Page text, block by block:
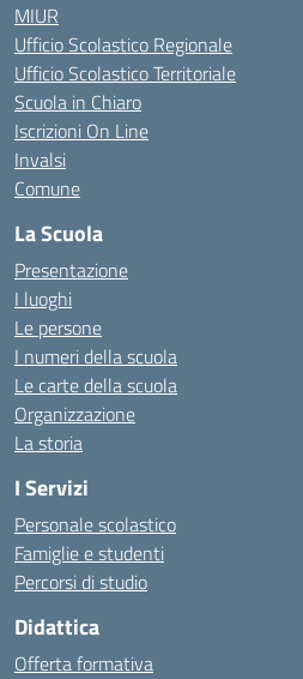
MIUR
Ufficio Scolastico Regionale
Ufficio Scolastico Territoriale
Scuola in Chiaro
Iscrizioni On Line
Invalsi
Comune
La Scuola
Presentazione
I luoghi
Le persone
I numeri della scuola
Le carte della scuola
Organizzazione
La storia
I Servizi
Personale scolastico
Famiglie e studenti
Percorsi di studio
Didattica
Offerta formativa